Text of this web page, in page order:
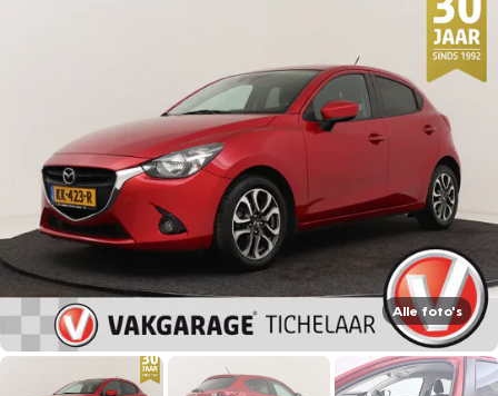
Alle foto's